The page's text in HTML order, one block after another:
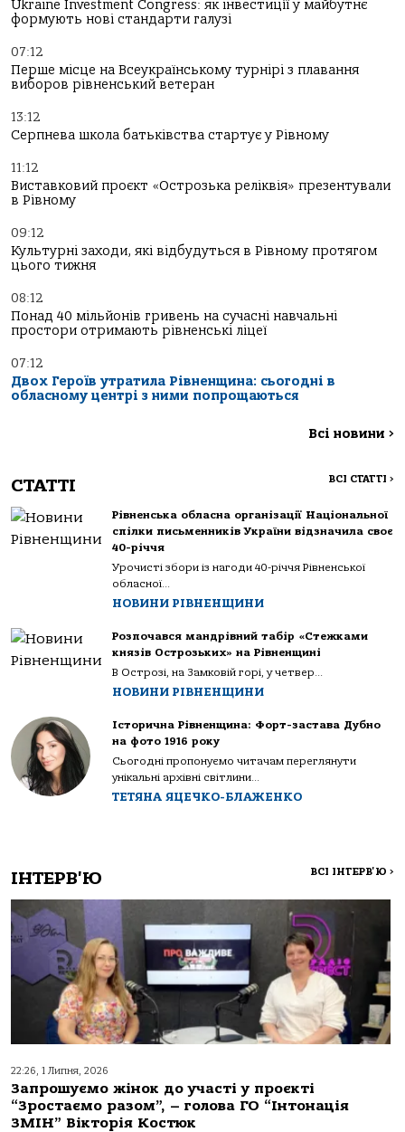
Ukraine Investment Congress: як інвестиції у майбутнє
формують нові стандарти галузі
07:12
Перше місце на Всеукраїнському турнірі з плавання
виборов рівненський ветеран
13:12
Серпнева школа батьківства стартує у Рівному
11:12
Виставковий проєкт «Острозька реліквія» презентували
в Рівному
09:12
Культурні заходи, які відбудуться в Рівному протягом
цього тижня
08:12
Понад 40 мільйонів гривень на сучасні навчальні
простори отримають рівненські ліцеї
07:12
Двох Героїв утратила Рівненщина: сьогодні в
обласному центрі з ними попрощаються
Всі новини >
СТАТТІ ВСІ СТАТТІ >
Рівненська обласна організації Національної
спілки письменників України відзначила своє
40-річчя
Урочисті збори із нагоди 40-річчя Рівненської
обласної...
НОВИНИ РІВНЕНЩИНИ
Розпочався мандрівний табір «Стежками
князів Острозьких» на Рівненщині
В Острозі, на Замковій горі, у четвер...
НОВИНИ РІВНЕНЩИНИ
Історична Рівненщина: Форт-застава Дубно
на фото 1916 року
Сьогодні пропонуємо читачам переглянути
унікальні архівні світлини...
ТЕТЯНА ЯЦЕЧКО-БЛАЖЕНКО
ІНТЕРВ'Ю ВСІ ІНТЕРВ'Ю >
22:26, 1 Липня, 2026
Запрошуємо жінок до участі у проєкті
“Зростаємо разом”, – голова ГО “Інтонація
ЗМІН” Вікторія Костюк